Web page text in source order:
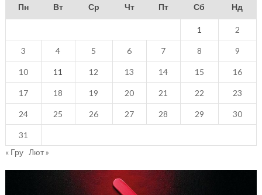
Пн Вт Ср Чт Пт Сб Нд
1 2
3 4 5 6 7 8 9
10 11 12 13 14 15 16
17 18 19 20 21 22 23
24 25 26 27 28 29 30
31
« Гру Лют »